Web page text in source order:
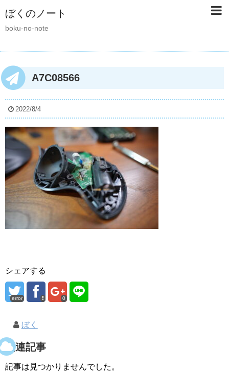
ぼくのノート
boku-no-note
A7C08566
2022/8/4
シェアする
error 0
ぼく
関連記事
記事は見つかりませんでした。